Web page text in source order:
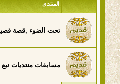
المنتدى
تحت الضوء ,قصة
مسابقات منتديات نبع